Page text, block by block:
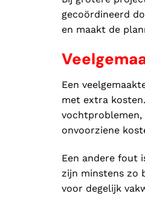
gecoördineerd
en maakt de
Een
met extra
vochtproblemen,
onvoorziene
Een andere fout
zijn minstens zo
voor degelijk